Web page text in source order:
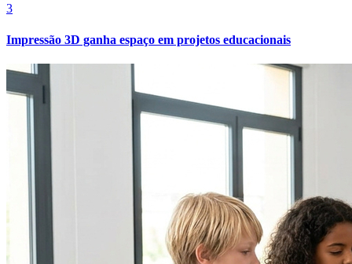
3
Impressão 3D ganha espaço em projetos educacionais